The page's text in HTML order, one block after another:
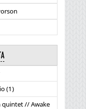
(1)
quintet // Awake